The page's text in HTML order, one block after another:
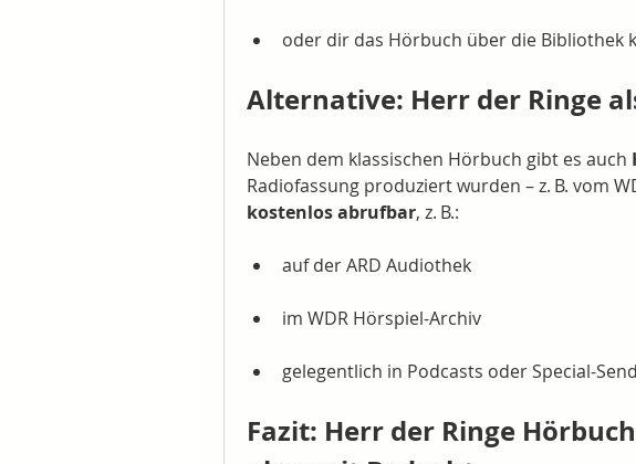
oder dir das Hörbuch über die Bibliothek
Alternative: Herr der Ringe
Neben dem klassischen Hörbuch gibt es auch
kostenlos abrufbar, z. B.:
auf der ARD Audiothek
im WDR Hörspiel-Archiv
gelegentlich in Podcasts oder Special-
Fazit: Herr der Ringe